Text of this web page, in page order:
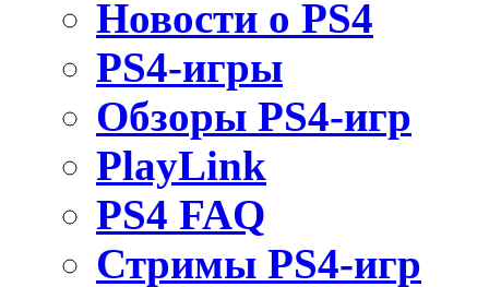
Новости о PS4
PS4-игры
Обзоры PS4-игр
PlayLink
PS4 FAQ
Стримы PS4-игр